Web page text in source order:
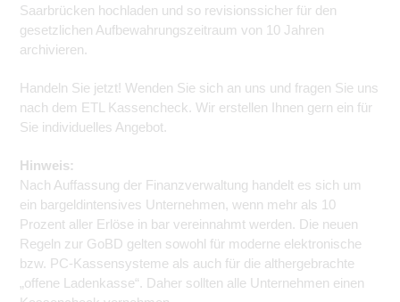
Saarbrücken hochladen und so revisionssicher für den
gesetzlichen Aufbewahrungszeitraum von 10 Jahren
archivieren.
Handeln Sie jetzt! Wenden Sie sich an uns und fragen Sie uns
nach dem ETL Kassencheck. Wir erstellen Ihnen gern ein für
Sie individuelles Angebot.
Hinweis:
Nach Auffassung der Finanzverwaltung handelt es sich um
ein bargeldintensives Unternehmen, wenn mehr als 10
Prozent aller Erlöse in bar vereinnahmt werden. Die neuen
Regeln zur GoBD gelten sowohl für moderne elektronische
bzw. PC-Kassensysteme als auch für die althergebrachte
„offene Ladenkasse“. Daher sollten alle Unternehmen einen